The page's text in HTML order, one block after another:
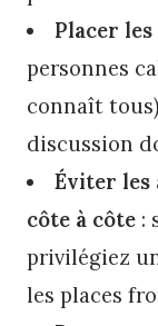
Placer
personnes
connaît
discussion
Éviter les
côte à côte :
privilégiez
les places